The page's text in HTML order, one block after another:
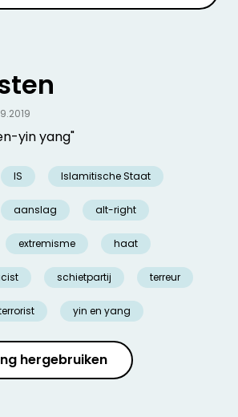
yin yang"
IS Islamitische Staat
aanslag alt-right
extremisme haat
schietpartij terreur
yin en yang
hergebruiken